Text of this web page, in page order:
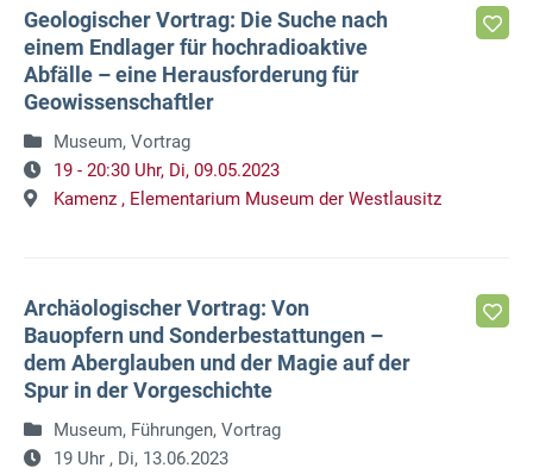
Geologischer Vortrag: Die Suche nach
einem Endlager für hochradioaktive
Abfälle – eine Herausforderung für
Geowissenschaftler
Museum, Vortrag
19 - 20:30 Uhr, Di, 09.05.2023
Kamenz , Elementarium Museum der Westlausitz
Archäologischer Vortrag: Von
Bauopfern und Sonderbestattungen –
dem Aberglauben und der Magie auf der
Spur in der Vorgeschichte
Museum, Führungen, Vortrag
19 Uhr , Di, 13.06.2023